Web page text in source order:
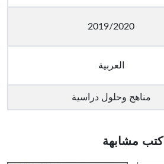
2019/2020
العربية
مناهج وحلول دراسية
كتب مشابهة